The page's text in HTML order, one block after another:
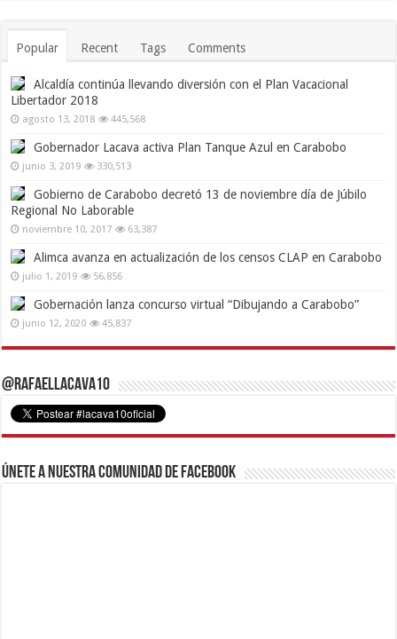
Popular Recent Tags Comments
Alcaldía continúa llevando diversión con el Plan Vacacional
Libertador 2018
agosto 13, 2018 445,568
Gobernador Lacava activa Plan Tanque Azul en Carabobo
junio 3, 2019 330,513
Gobierno de Carabobo decretó 13 de noviembre día de Júbilo
Regional No Laborable
noviembre 10, 2017 63,387
Alimca avanza en actualización de los censos CLAP en Carabobo
julio 1, 2019 56,856
Gobernación lanza concurso virtual “Dibujando a Carabobo”
junio 12, 2020 45,837
@RafaelLacava10
Únete a nuestra comunidad de Facebook